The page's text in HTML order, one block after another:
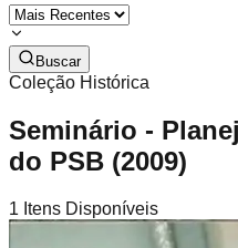
Buscar
Coleção Histórica
Seminário -
do PSB (2009)
1 Itens Disponíveis